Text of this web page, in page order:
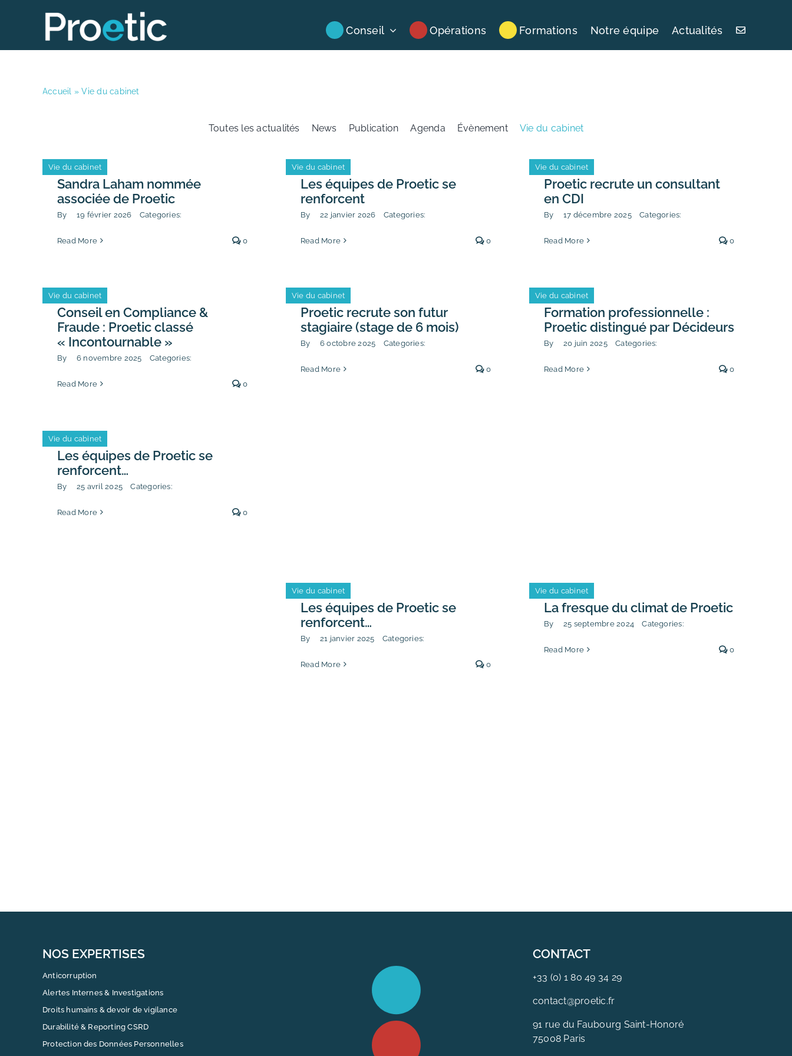
Conseil Opérations Formations Notre équipe Actualités
Accueil »Vie du cabinet
Toutes les actualités News Publication Agenda Évènement Vie du cabinet
Sandra Laham nommée
associée de Proetic
By 19 février 2026 Categories:
Vie du cabinet
Read More 0
Les équipes de Proetic se
renforcent
By 22 janvier 2026 Categories:
Vie du cabinet
Read More 0
Proetic recrute un consultant
en CDI
By 17 décembre 2025 Categories:
Vie du cabinet
Read More 0
Conseil en Compliance &
Fraude : Proetic classé
« Incontournable »
By 6 novembre 2025 Categories:
Vie du cabinet
Read More 0
Proetic recrute son futur
stagiaire (stage de 6 mois)
By 6 octobre 2025 Categories:
Vie du cabinet
Read More 0
Formation professionnelle :
Proetic distingué par Décideurs
By 20 juin 2025 Categories:
Vie du cabinet
Read More 0
Les équipes de Proetic se
renforcent…
By 25 avril 2025 Categories:
Vie du cabinet
Read More 0
Les équipes de Proetic se
renforcent…
By 21 janvier 2025 Categories:
Vie du cabinet
Read More 0
La fresque du climat de Proetic
By 25 septembre 2024 Categories:
Vie du cabinet
Read More 0
NOS EXPERTISES
Anticorruption
Alertes Internes & Investigations
Droits humains & devoir de vigilance
Durabilité & Reporting CSRD
Protection des Données Personnelles
CONTACT
+33 (0) 1 80 49 34 29
contact@proetic.fr
91 rue du Faubourg Saint-Honoré
75008 Paris